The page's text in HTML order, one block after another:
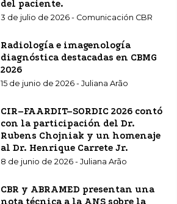
del paciente.
3 de julio de 2026 - Comunicación CBR
Radiología e imagenología
diagnóstica destacadas en CBMG
2026
15 de junio de 2026 - Juliana Arão
CIR–FAARDIT–SORDIC 2026 contó
con la participación del Dr.
Rubens Chojniak y un homenaje
al Dr. Henrique Carrete Jr.
8 de junio de 2026 - Juliana Arão
CBR y ABRAMED presentan una
nota técnica a la ANS sobre la